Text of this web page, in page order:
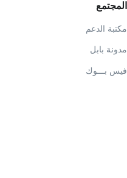
المجتمع
مكتبة الدعم
مدونة بابل
فيس بـــوك